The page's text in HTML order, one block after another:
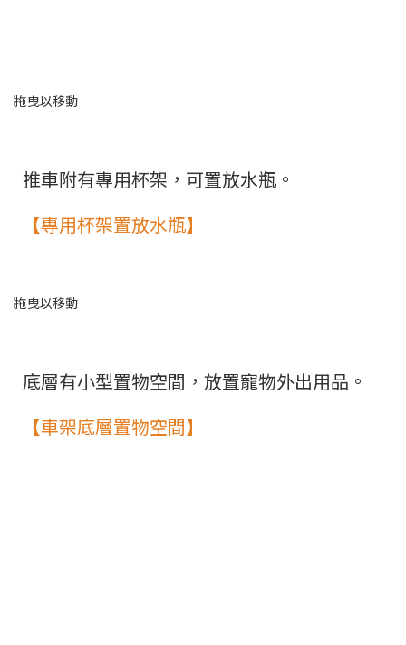
推車附有專用杯架，可置放水瓶。
【專用杯架置放水瓶】
底層有小型置物空間，放置寵物外出用品。
【車架底層置物空間】